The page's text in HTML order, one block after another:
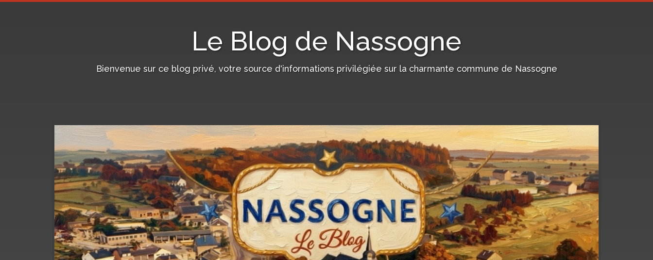
Le Blog de Nassogne
Bienvenue sur ce blog privé, votre source d'informations privilégiée sur la charmante commune de Nassogne